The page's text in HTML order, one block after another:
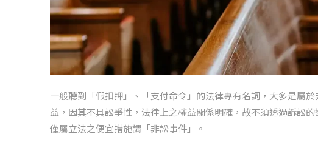
一般聽到「假扣押」、「支付命令」的法律專有名詞，大多是屬
益，因其不具訟爭性，法律上之權益關係明確，故不須透過訴訟
僅屬立法之便宜措施謂「非訟事件」。